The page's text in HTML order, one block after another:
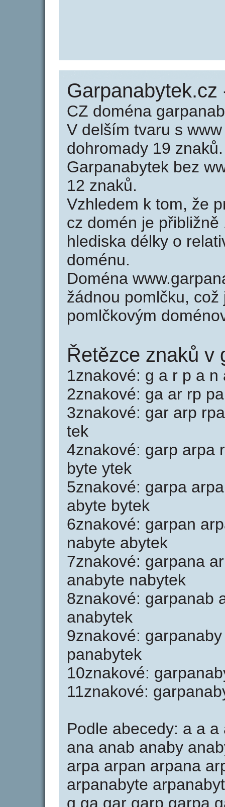
CZ doména
V delším tvaru s
dohromady 19
Garpanabytek bez
12 znaků.
Vzhledem k tom, že
cz domén je
hlediska délky o
doménu.
Doména
žádnou pomlčku,
pomlčkovým
Řetězce znaků v
1znakové: g a r p a n
2znakové: ga ar rp
3znakové: gar arp
tek
4znakové: garp arpa
byte ytek
5znakové: garpa
abyte bytek
6znakové: garpan
nabyte abytek
7znakové: garpana
anabyte nabytek
8znakové: garpanab
anabytek
9znakové:
panabytek
10znakové:
11znakové:
Podle abecedy: a a
ana anab anaby
arpa arpan arpana
arpanabyte
g ga gar garp garpa